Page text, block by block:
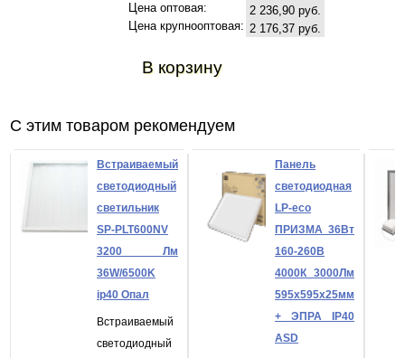
Цена оптовая:
2 236,90 руб.
Цена крупнооптовая: 2 176,37 руб.
В корзину
С этим товаром рекомендуем
Встраиваемый
светодиодный
светильник
SP-PLT600NV
3200 Лм
36W/6500K
ip40 Опал
Встраиваемый
светодиодный
Панель
светодиодная
LP-eco
ПРИЗМА 36Вт
160-260В
4000К 3000Лм
595х595х25мм
+ ЭПРА IP40
ASD